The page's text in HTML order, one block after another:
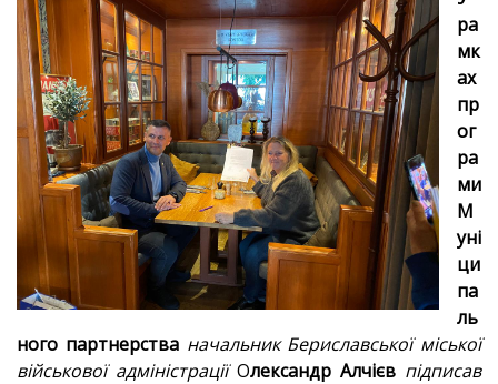
ра
мк
ах
пр
ог
ра
ми
М
уні
ци
па
ль
ного партнерства начальник Бериславської міської
військової адміністраціїОлександр Алчієв підписав